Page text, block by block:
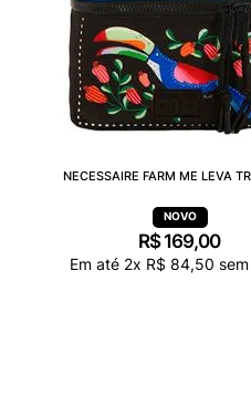
NECESSAIRE FARM ME LEVA
R$ 169,00
Em até 2x R$ 84,50